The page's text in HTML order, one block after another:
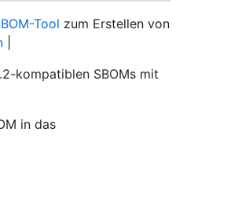
Tool zum Erstellen von
kompatiblen SBOMs mit
in das